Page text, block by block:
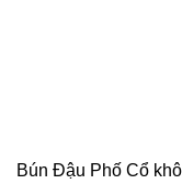
Bún Đậu Phố Cổ